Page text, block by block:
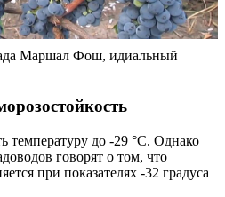
Маршал Фош, идиальный
температуру до -29 °С. Однако
говорят о том, что
при показателях -32 градуса